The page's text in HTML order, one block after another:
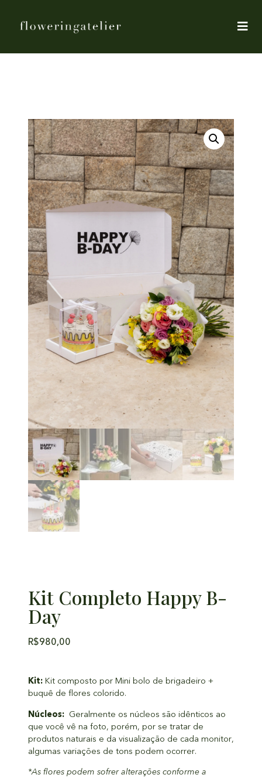
Kit Completo Happy B-
Day
R$980,00
Kit: Kit composto por Mini bolo de brigadeiro +
buquê de flores colorido.
Núcleos: Geralmente os núcleos são idênticos ao
que você vê na foto, porém, por se tratar de
produtos naturais e da visualização de cada monitor,
algumas variações de tons podem ocorrer.
*As flores podem sofrer alterações conforme a